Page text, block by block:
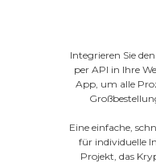
Integrieren Sie
per API in Ihre
App, um alle
Eine einfache,
für individuelle
Projekt, das